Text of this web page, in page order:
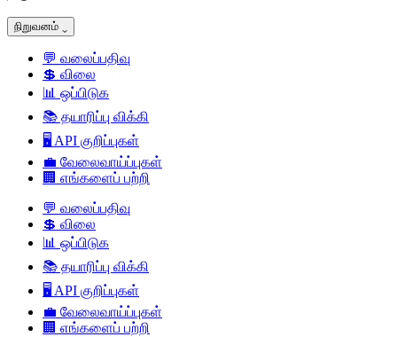
நிறுவனம்
💬 வலைப்பதிவு
💲 விலை
📊 ஒப்பிடுக
📚 தயாரிப்பு விக்கி
🖥️ API குறிப்புகள்
💼 வேலைவாய்ப்புகள்
🏢 எங்களைப் பற்றி
💬 வலைப்பதிவு
💲 விலை
📊 ஒப்பிடுக
📚 தயாரிப்பு விக்கி
🖥️ API குறிப்புகள்
💼 வேலைவாய்ப்புகள்
🏢 எங்களைப் பற்றி